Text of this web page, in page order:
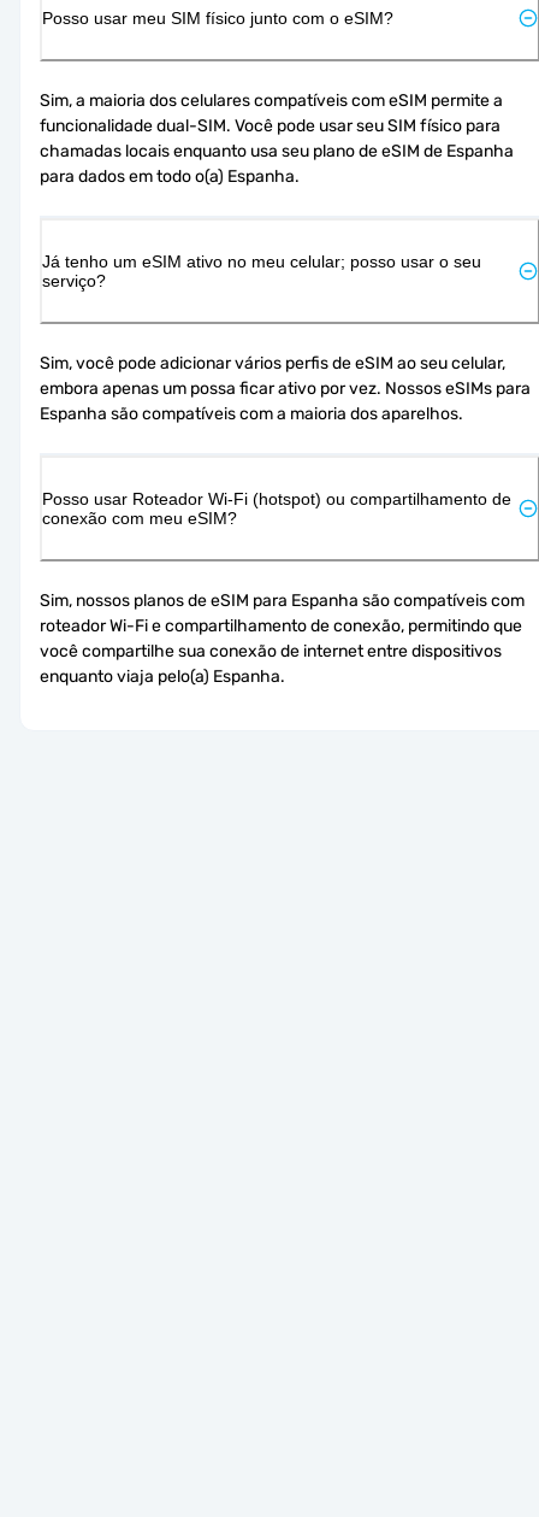
Posso usar meu SIM físico junto com o eSIM?
Sim, a maioria dos celulares compatíveis com eSIM permite a
funcionalidade dual-SIM. Você pode usar seu SIM físico para
chamadas locais enquanto usa seu plano de eSIM de Espanha
para dados em todo o(a) Espanha.
Já tenho um eSIM ativo no meu celular; posso usar o seu
serviço?
Sim, você pode adicionar vários perfis de eSIM ao seu celular,
embora apenas um possa ficar ativo por vez. Nossos eSIMs para
Espanha são compatíveis com a maioria dos aparelhos.
Posso usar Roteador Wi-Fi (hotspot) ou compartilhamento de
conexão com meu eSIM?
Sim, nossos planos de eSIM para Espanha são compatíveis com
roteador Wi-Fi e compartilhamento de conexão, permitindo que
você compartilhe sua conexão de internet entre dispositivos
enquanto viaja pelo(a) Espanha.